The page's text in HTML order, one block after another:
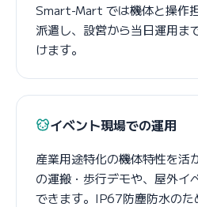
Smart-Mart では機体と操作
派遣し、設営から当日運用ま
けます。
イベント現場での運用
産業用途特化の機体特性を活
の運搬・歩行デモや、屋外イ
できます。IP67防塵防水のた